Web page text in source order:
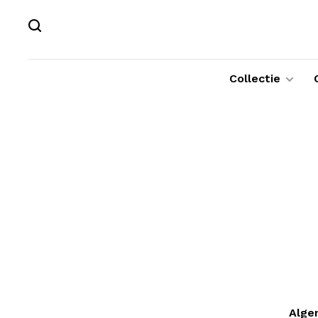
Collectie